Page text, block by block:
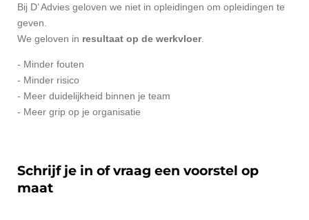
Bij D’ Advies geloven we niet in opleidingen om opleidingen te
geven.
We geloven in resultaat op de werkvloer.
- Minder fouten
- Minder risico
- Meer duidelijkheid binnen je team
- Meer grip op je organisatie
Schrijf je in of vraag een voorstel op
maat